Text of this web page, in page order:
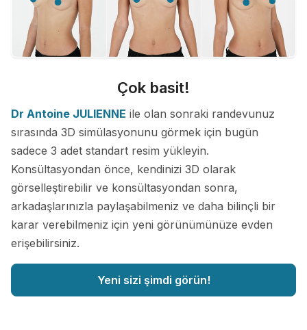
Çok basit!
Dr Antoine JULIENNE ile olan sonraki randevunuz
sırasında 3D simülasyonunu görmek için bugün
sadece 3 adet standart resim yükleyin.
Konsültasyondan önce, kendinizi 3D olarak
görselleştirebilir ve konsültasyondan sonra,
arkadaşlarınızla paylaşabilmeniz ve daha bilinçli bir
karar verebilmeniz için yeni görünümünüze evden
erişebilirsiniz.
Yeni sizi şimdi görün!